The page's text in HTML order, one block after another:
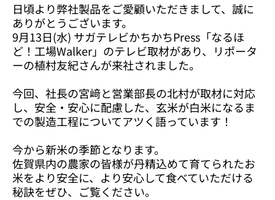
日頃より弊社製品をご愛顧いただきまして、誠に
ありがとうございます。
9月13日(水) サガテレビかちかちPress「なるほ
ど！工場Walker」のテレビ取材があり、リポータ
ーの植村友紀さんが来社されました。
今回、社長の宮﨑と営業部長の北村が取材に対応
し、安全・安心に配慮した、玄米が白米になるま
での製造工程についてアツく語っています！
今から新米の季節となります。
佐賀県内の農家の皆様が丹精込めて育てられたお
米をより安全に、より安心して食べていただける
秘訣をぜひ、ご覧ください。